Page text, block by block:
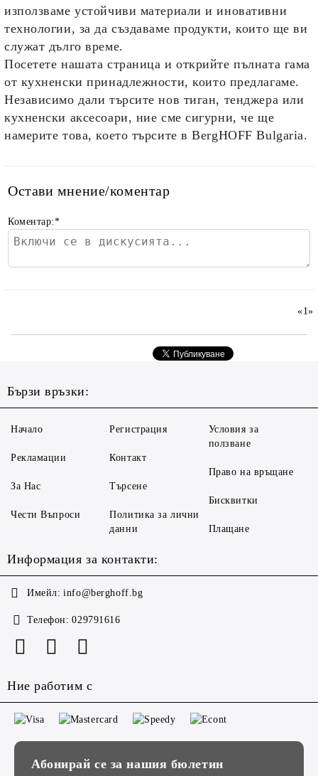
използваме устойчиви материали и иновативни
технологии, за да създаваме продукти, които ще ви
служат дълго време.
Посетете нашата страница и открийте пълната гама
от кухненски принадлежности, които предлагаме.
Независимо дали търсите нов тиган, тенджера или
кухненски аксесоари, ние сме сигурни, че ще
намерите това, което търсите в BergHOFF Bulgaria.
Остави мнение/коментар
Коментар:*
«1»
Бързи връзки:
Начало
Рекламации
За Нас
Чести Въпроси
Регистрация
Контакт
Търсене
Политика за лични
данни
Условия за
ползване
Право на връщане
Бисквитки
Плащане
Информация за контакти:
Имейл: info@berghoff.bg
Телефон: 029791616
Ние работим с
Абонирай се за нашия бюлетин